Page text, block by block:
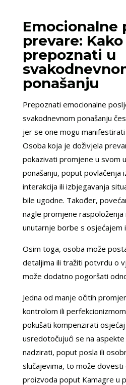
Emocionalne
prevare:
prepoznati u
ponašanju
Prepoznati emocionalne
svakodnevnom ponašanju
jer se one mogu manifestirati
Osoba koja je doživjela
pokazivati promjene u svom
ponašanju, poput povlačenja
interakcija ili izbjegavanja
bile ugodne. Također,
nagle promjene raspoloženja
unutarnje borbe s osjećajem
Osim toga, osoba može
detaljima ili tražiti potvrdu o
može dodatno pogoršati
Jedna od manje očitih
kontrolom ili
pokušati kompenzirati
usredotočujući se na
nadzirati, poput posla ili
slučajevima, to može dovesti
proizvoda poput Kamagre u